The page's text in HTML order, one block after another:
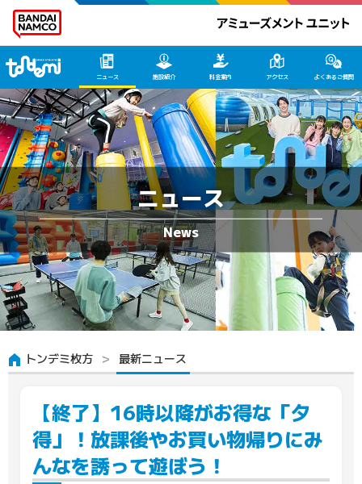
ニュース 施設紹介 料金案内 アクセス よくあるご質問
ニュース
トンデミ枚方 最新ニュース
【終了】16時以降がお得な「夕
得」！放課後やお買い物帰りにみ
んなを誘って遊ぼう！